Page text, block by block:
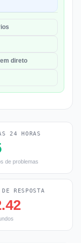
direto
24 HORAS
de problemas
DE RESPOSTA